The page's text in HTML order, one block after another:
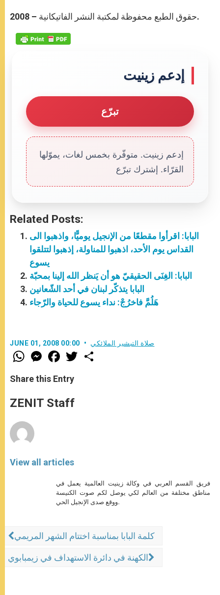
حقوق الطبع محفوظة لمكتبة النشر الفاتيكانية – 2008.
إدعم زينيت
تبرّع
إدعم زينيت. متوفّرة بخمس لغات، يموّلها
القرّاء. إشترك تبرّع
Related Posts:
البابا: اقرأوا مقطعًا من الإنجيل يوميًّا، واذهبوا الى
القداس يوم الأحد، اذهبوا للمناولة، إذهبوا لتتلقوا
يسوع
البابا: الغِنَى الحقيقيّ هو أن يَنظر الله إلينا بمحبّة
البابا يتذكّر لبنان في أحد الشّعانين
هَلُمَّ فاخرُجْ: نداء يسوع للحياة والرّجاء
JUNE 01, 2008 00:00 صلاة التبشير الملائكي
W
h
t
s
p
p
M
e
s
e
g
e
F
a
e
b
o
k
w
Share this Entry
ZENIT Staff
View all articles
فريق القسم العربي في وكالة زينيت العالمية يعمل في
مناطق مختلفة من العالم لكي يوصل لكم صوت الكنيسة
ووقع صدى الإنجيل الحي.
كلمة البابا بمناسبة اختتام الشهر المريمي
الكهنة في دائرة الاستهداف في زيمبابوي